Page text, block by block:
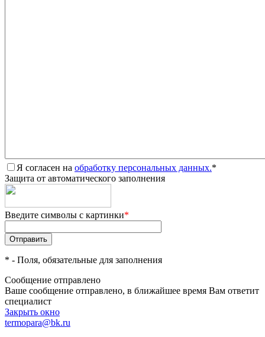
Я согласен на обработку персональных данных.*
Защита от автоматического заполнения
Введите символы с картинки*
* - Поля, обязательные для заполнения
Сообщение отправлено
Ваше сообщение отправлено, в ближайшее время Вам ответит
специалист
Закрыть окно
termopara@bk.ru